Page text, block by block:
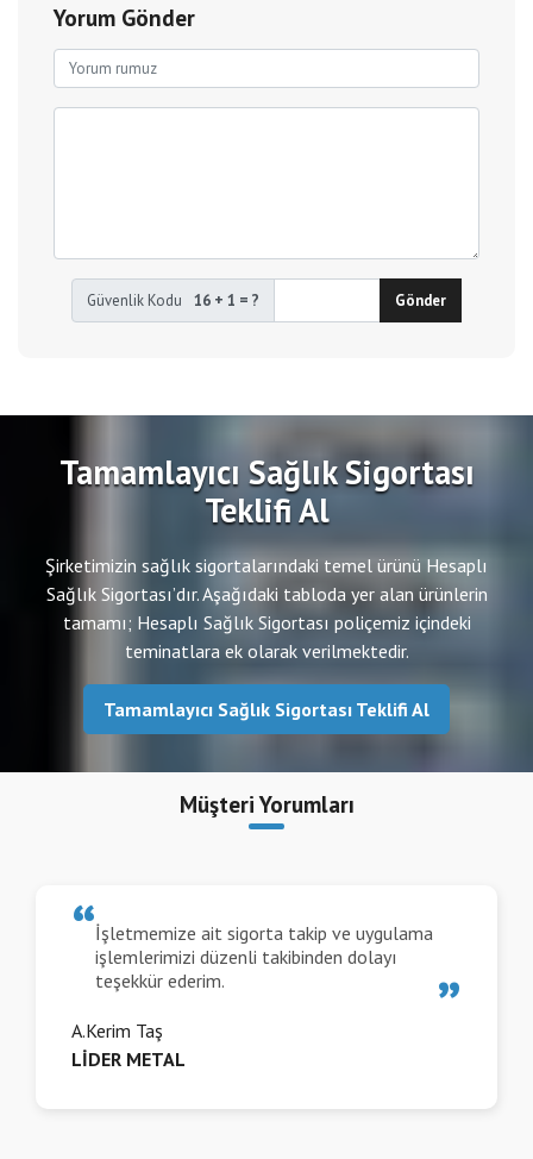
Yorum Gönder
Güvenlik Kodu 16 + 1 = ? Gönder
Tamamlayıcı Sağlık Sigortası
Teklifi Al
Şirketimizin sağlık sigortalarındaki temel ürünü Hesaplı
Sağlık Sigortası’dır. Aşağıdaki tabloda yer alan ürünlerin
tamamı; Hesaplı Sağlık Sigortası poliçemiz içindeki
teminatlara ek olarak verilmektedir.
Tamamlayıcı Sağlık Sigortası Teklifi Al
Müşteri Yorumları
İşletmemize ait sigorta takip ve uygulama
işlemlerimizi düzenli takibinden dolayı
teşekkür ederim.
A.Kerim Taş
LİDER METAL